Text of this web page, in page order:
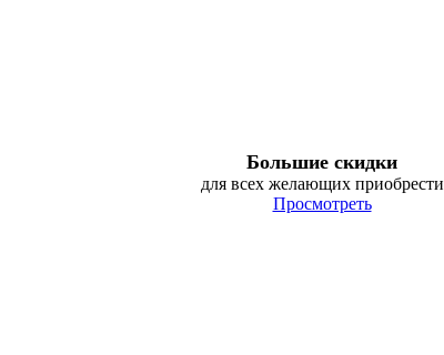
Большие скидки
для всех желающих приобрести
Просмотреть